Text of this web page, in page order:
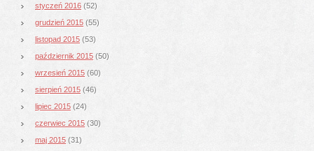
styczeń 2016 (52)
grudzień 2015 (55)
listopad 2015 (53)
październik 2015 (50)
wrzesień 2015 (60)
sierpień 2015 (46)
lipiec 2015 (24)
czerwiec 2015 (30)
maj 2015 (31)